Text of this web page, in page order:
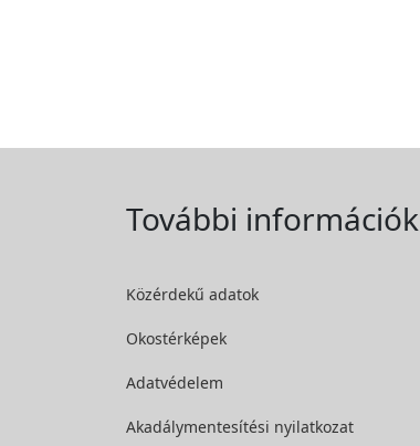
További információk
Közérdekű adatok
Okostérképek
Adatvédelem
Akadálymentesítési nyilatkozat